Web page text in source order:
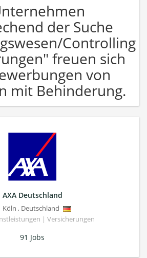
der Suche
Controlling
freuen sich
von
mit Behinderung.
AXA Deutschland
Köln , Deutschland
| Versicherungen
91 Jobs